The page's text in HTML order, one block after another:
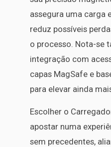
assegura uma carga
reduz possíveis
o processo. Nota-se
integração com
capas MagSafe e
para elevar ainda
Escolher o
apostar numa
sem precedentes,